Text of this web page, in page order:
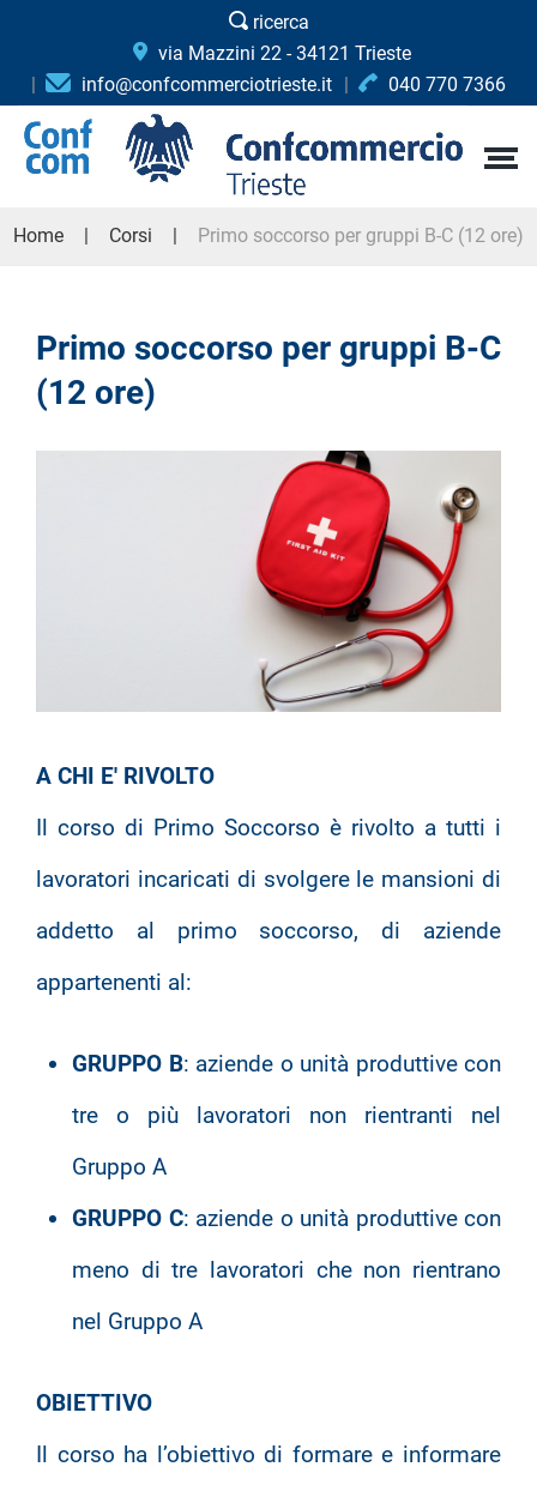
ricerca
via Mazzini 22 - 34121 Trieste
info@confcommerciotrieste.it
040 770 7366
Home Corsi Primo soccorso per gruppi B-C (12 ore)
Primo soccorso per gruppi B-C
(12 ore)
A CHI E' RIVOLTO
Il corso di Primo Soccorso è rivolto a tutti i
lavoratori incaricati di svolgere le mansioni di
addetto al primo soccorso, di aziende
appartenenti al:
GRUPPO B: aziende o unità produttive con
tre o più lavoratori non rientranti nel
Gruppo A
GRUPPO C: aziende o unità produttive con
meno di tre lavoratori che non rientrano
nel Gruppo A
OBIETTIVO
Il corso ha l’obiettivo di formare e informare